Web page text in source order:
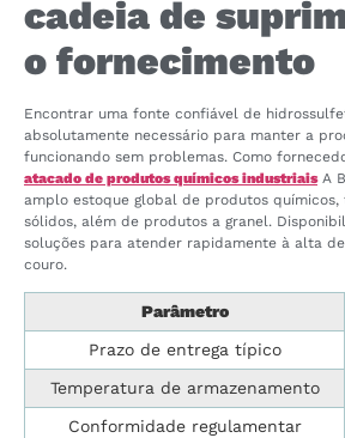
cadeia de
o fornecimento
Encontrar uma fonte confiável de
absolutamente necessário para manter a
funcionando sem problemas. Como
atacado de produtos químicos industriaisA
amplo estoque global de produtos
sólidos, além de produtos a granel.
soluções para atender rapidamente à alta
couro.
Parâmetro
Prazo de entrega típico
Temperatura de armazenamento
Conformidade regulamentar